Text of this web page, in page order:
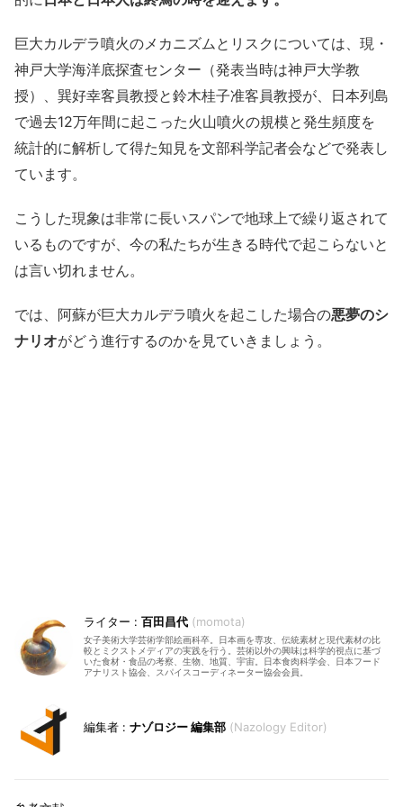
巨大カルデラ噴火のメカニズムとリスクについては、現・
神戸大学海洋底探査センター（発表当時は神戸大学教
授）、巽好幸客員教授と鈴木桂子准客員教授が、日本列島
で過去12万年間に起こった火山噴火の規模と発生頻度を
統計的に解析して得た知見を文部科学記者会などで発表し
ています。
こうした現象は非常に長いスパンで地球上で繰り返されて
いるものですが、今の私たちが生きる時代で起こらないと
は言い切れません。
では、阿蘇が巨大カルデラ噴火を起こした場合の悪夢のシ
ナリオがどう進行するのかを見ていきましょう。
百田昌代 momota
女子美術大学芸術学部絵画科卒。日本画を専攻、伝統素材と現代素材の比
較とミクストメディアの実践を行う。芸術以外の興味は科学的視点に基づ
いた食材・食品の考察、生物、地質、宇宙。日本食肉科学会、日本フード
アナリスト協会、スパイスコーディネーター協会会員。
ナゾロジー 編集部 Nazology Editor